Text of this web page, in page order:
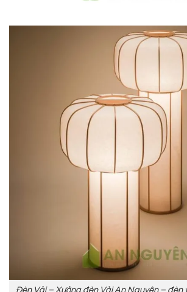
Đèn Vải – Xưởng đèn Vải An Nguyên –